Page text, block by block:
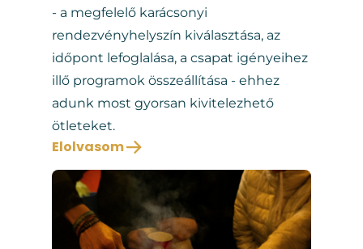
- a megfelelő karácsonyi
rendezvényhelyszín kiválasztása, az
időpont lefoglalása, a csapat igényeihez
illő programok összeállítása - ehhez
adunk most gyorsan kivitelezhető
ötleteket.
Elolvasom